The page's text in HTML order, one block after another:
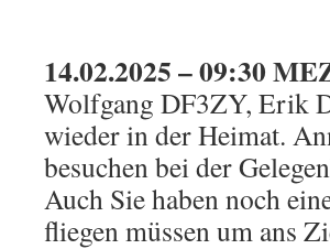
14.02.2025 – 09:30
Wolfgang DF3ZY, Erik
wieder in der Heimat.
besuchen bei der
Auch Sie haben noch
fliegen müssen um ans